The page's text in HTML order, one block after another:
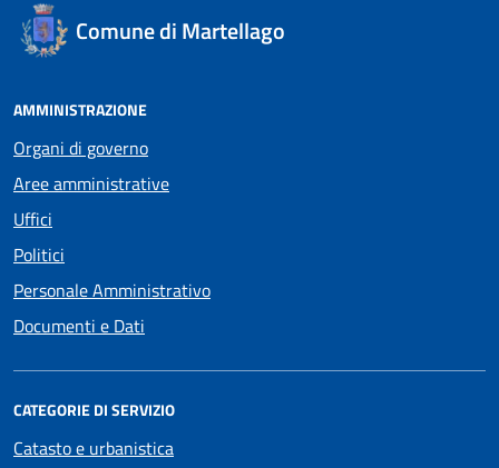
Comune di Martellago
AMMINISTRAZIONE
Organi di governo
Aree amministrative
Uffici
Politici
Personale Amministrativo
Documenti e Dati
CATEGORIE DI SERVIZIO
Catasto e urbanistica